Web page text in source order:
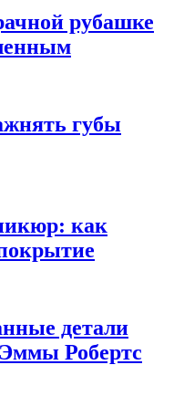
рубашке
губы
как
детали
Эммы Робертс